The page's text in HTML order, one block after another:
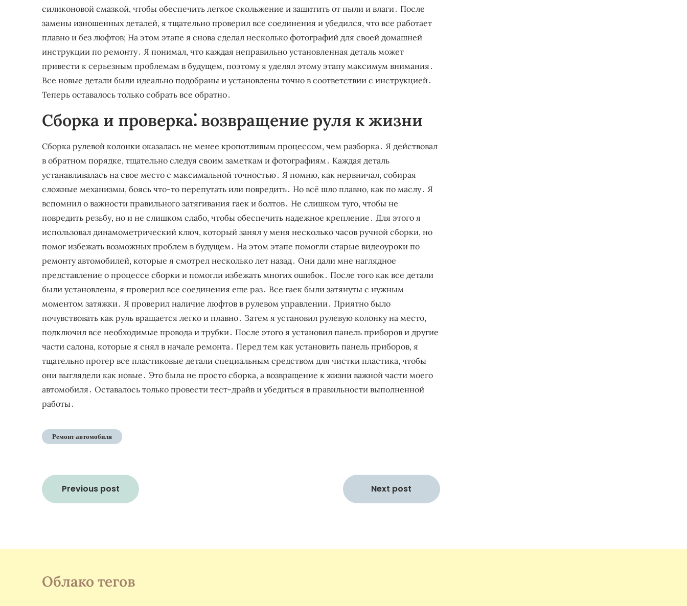
силиконовой смазкой, чтобы обеспечить легкое скольжение и защитить от пыли и влаги․ После
замены изношенных деталей, я тщательно проверил все соединения и убедился, что все работает
плавно и без люфтов; На этом этапе я снова сделал несколько фотографий для своей домашней
инструкции по ремонту․ Я понимал, что каждая неправильно установленная деталь может
привести к серьезным проблемам в будущем, поэтому я уделял этому этапу максимум внимания․
Все новые детали были идеально подобраны и установлены точно в соответствии с инструкцией․
Теперь оставалось только собрать все обратно․
Сборка и проверка⁚ возвращение руля к жизни
Сборка рулевой колонки оказалась не менее кропотливым процессом, чем разборка․ Я действовал
в обратном порядке, тщательно следуя своим заметкам и фотографиям․ Каждая деталь
устанавливалась на свое место с максимальной точностью․ Я помню, как нервничал, собирая
сложные механизмы, боясь что-то перепутать или повредить․ Но всё шло плавно, как по маслу․ Я
вспомнил о важности правильного затягивания гаек и болтов․ Не слишком туго, чтобы не
повредить резьбу, но и не слишком слабо, чтобы обеспечить надежное крепление․ Для этого я
использовал динамометрический ключ, который занял у меня несколько часов ручной сборки, но
помог избежать возможных проблем в будущем․ На этом этапе помогли старые видеоуроки по
ремонту автомобилей, которые я смотрел несколько лет назад․ Они дали мне наглядное
представление о процессе сборки и помогли избежать многих ошибок․ После того как все детали
были установлены, я проверил все соединения еще раз․ Все гаек были затянуты с нужным
моментом затяжки․ Я проверил наличие люфтов в рулевом управлении․ Приятно было
почувствовать как руль вращается легко и плавно․ Затем я установил рулевую колонку на место,
подключил все необходимые провода и трубки․ После этого я установил панель приборов и другие
части салона, которые я снял в начале ремонта․ Перед тем как установить панель приборов, я
тщательно протер все пластиковые детали специальным средством для чистки пластика, чтобы
они выглядели как новые․ Это была не просто сборка, а возвращение к жизни важной части моего
автомобиля․ Оставалось только провести тест-драйв и убедиться в правильности выполненной
работы․
Ремонт автомобиля
Навигация
по
Previous post Next post
Облако тегов